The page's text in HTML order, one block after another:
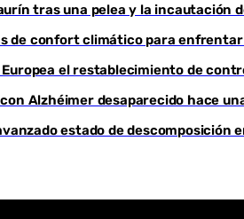
tras una pelea y la incautación
de confort climático para
Europea el restablecimiento de
con Alzhéimer desaparecido hace
estado de descomposición